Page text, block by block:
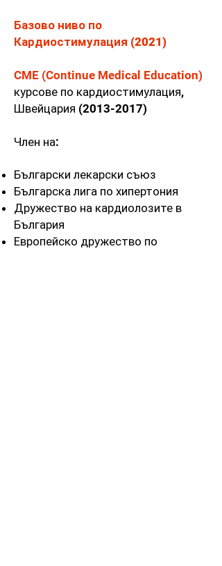
Базово ниво по
Кардиостимулация (2021)
CME (Continue Medical Education)
курсове по кардиостимулация,
Швейцария (2013-2017)
Член на:
Български лекарски съюз
Българска лига по хипертония
Дружество на кардиолозите в
България
Европейско дружество по